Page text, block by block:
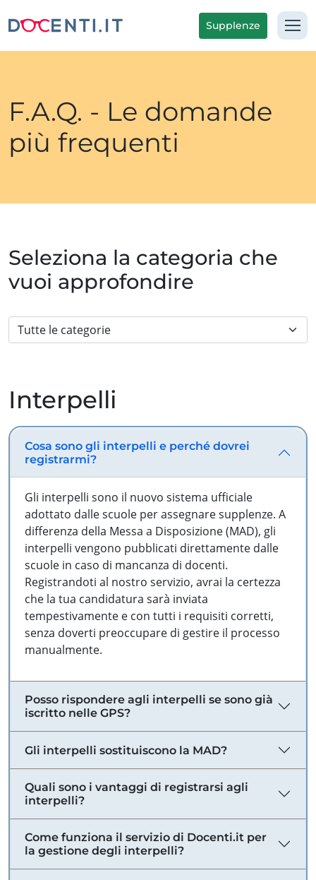
Supplenze
F.A.Q. - Le domande
più frequenti
Seleziona la categoria che
vuoi approfondire
Interpelli
Cosa sono gli interpelli e perché dovrei
registrarmi?
Gli interpelli sono il nuovo sistema ufficiale
adottato dalle scuole per assegnare supplenze. A
differenza della Messa a Disposizione (MAD), gli
interpelli vengono pubblicati direttamente dalle
scuole in caso di mancanza di docenti.
Registrandoti al nostro servizio, avrai la certezza
che la tua candidatura sarà inviata
tempestivamente e con tutti i requisiti corretti,
senza doverti preoccupare di gestire il processo
manualmente.
Posso rispondere agli interpelli se sono già
iscritto nelle GPS?
Gli interpelli sostituiscono la MAD?
Quali sono i vantaggi di registrarsi agli
interpelli?
Come funziona il servizio di Docenti.it per
la gestione degli interpelli?